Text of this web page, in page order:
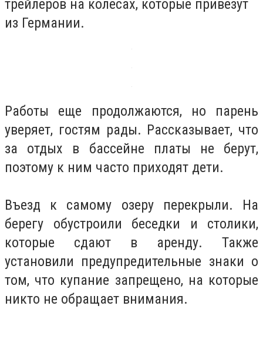
трейлеров на колесах, которые привезут
из Германии.
Работы еще продолжаются, но парень
уверяет, гостям рады. Рассказывает, что
за отдых в бассейне платы не берут,
поэтому к ним часто приходят дети.
Въезд к самому озеру перекрыли. На
берегу обустроили беседки и столики,
которые сдают в аренду. Также
установили предупредительные знаки о
том, что купание запрещено, на которые
никто не обращает внимания.